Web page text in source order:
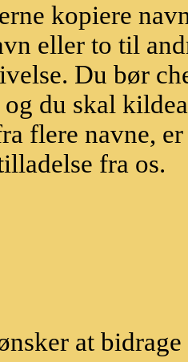
kopiere
eller to til
Du bør
du skal
flere navne,
fra os.
at